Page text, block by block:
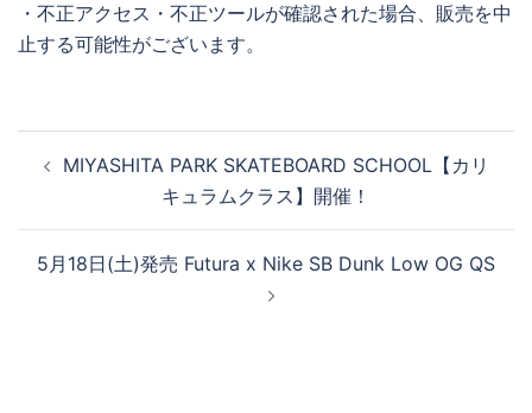
・不正アクセス・不正ツールが確認された場合、販売を中
止する可能性がございます。
稿
ゲ
MIYASHITA PARK SKATEBOARD SCHOOL【カリ
キュラムクラス】開催！
5月18日(土)発売 Futura x Nike SB Dunk Low OG QS